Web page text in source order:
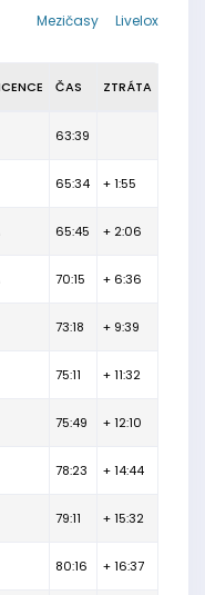
Livelox
Mezičasy
ČAS ZTRÁTA
63:39
65:34 + 1:55
65:45 + 2:06
70:15 + 6:36
73:18 + 9:39
75:11 + 11:32
75:49 + 12:10
78:23 + 14:44
79:11 + 15:32
80:16 + 16:37